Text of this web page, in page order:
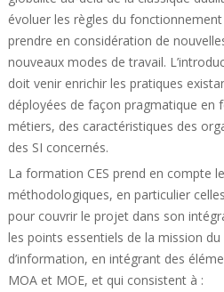
évoluer les règles du
prendre en considération de
nouveaux modes de travail.
doit venir enrichir les pratiques
déployées de façon pragmatique en
métiers, des caractéristiques des
des SI concernés.
La formation CES prend en compte
méthodologiques, en particulier
pour couvrir le projet dans son
les points essentiels de la mission
d’information, en intégrant des
MOA et MOE, et qui consistent à :